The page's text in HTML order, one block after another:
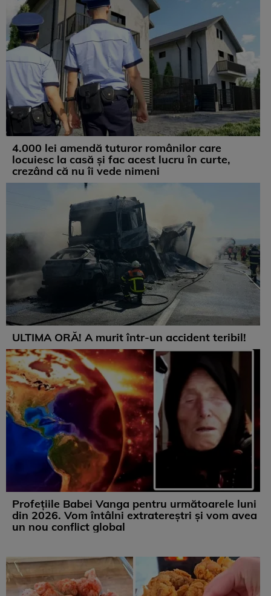
4.000 lei amendă tuturor românilor care
locuiesc la casă și fac acest lucru în curte,
crezând că nu îi vede nimeni
ULTIMA ORĂ! A murit într-un accident teribil!
Profețiile Babei Vanga pentru următoarele luni
din 2026. Vom întâlni extratereștri și vom avea
un nou conflict global